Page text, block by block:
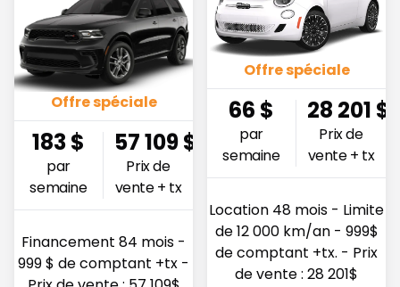
Offre spéciale
183$
par
semaine
57 109$
Prix de
vente + tx
Financement 84 mois -
999 $ de comptant +tx -
Offre spéciale
66 $
par
semaine
28 201 $
Prix de
vente + tx
Location 48 mois - Limite
de 12 000 km/an - 999$
de comptant +tx. - Prix
de vente : 28 201$